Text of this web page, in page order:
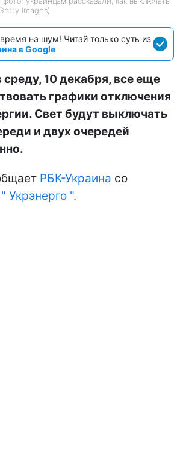
Images)
на шум! Читай только суть из
в Google
среду, 10 декабря, все еще
графики отключения
Свет будут выключать
и двух очередей
РБК-Украина со
" Укрэнерго ".